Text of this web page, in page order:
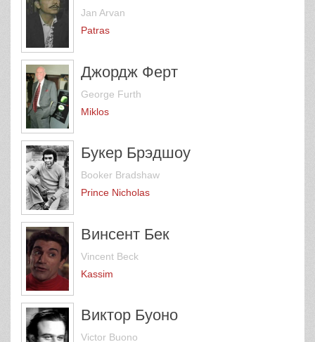
Jan Arvan
Patras
Джордж Ферт
George Furth
Miklos
Букер Брэдшоу
Booker Bradshaw
Prince Nicholas
Винсент Бек
Vincent Beck
Kassim
Виктор Буоно
Victor Buono